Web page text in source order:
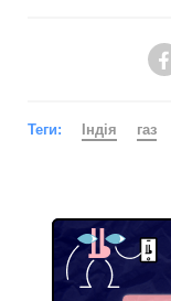
Теги: Індія газ